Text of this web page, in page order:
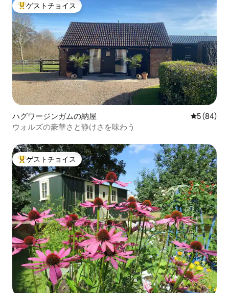
大好評のゲストチョイスです。
ゲストチョイス
ハグワージンガムの納屋 レビュー
5 (84)
ウォルズの豪華さと静けさを味わう
大好評のゲストチョイスです。
ゲストチョイス